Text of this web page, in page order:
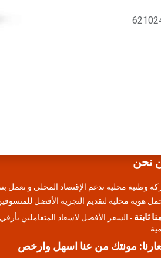
نحن
وطنية محلية تدعم الإقتصاد المحلي و تعمل
هوية محلية لتقديم التجرية الأفضل
ثابتة - السعر الأفضل لاسعاد المتعاملين
مونتك من عنا اسهل وارخص